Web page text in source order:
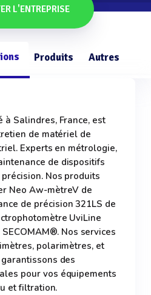
L'ENTREPRISE
Produits Autres
à Salindres, France, est
de matériel de
Experts en métrologie,
de dispositifs
Nos produits
Neo Aw-mètreV de
de précision 321LS de
UviLine
Nos services
polarimètres, et
des
pour vos équipements
et filtration.